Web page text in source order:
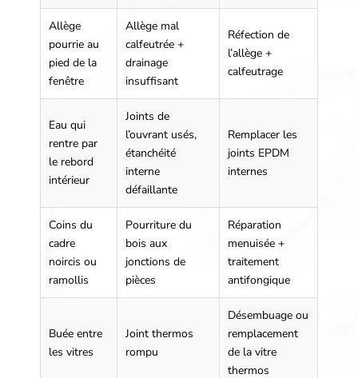
Allège
pourrie au
pied de la
fenêtre
Allège mal
calfeutrée +
drainage
insuffisant
Réfection de
l’allège +
calfeutrage
Eau qui
rentre par
le rebord
intérieur
Joints de
l’ouvrant usés,
étanchéité
interne
défaillante
Remplacer les
joints EPDM
internes
Coins du
cadre
noircis ou
ramollis
Pourriture du
bois aux
jonctions de
pièces
Réparation
menuisée +
traitement
antifongique
Buée entre
les vitres
Joint thermos
rompu
Désembuage ou
remplacement
de la vitre
thermos